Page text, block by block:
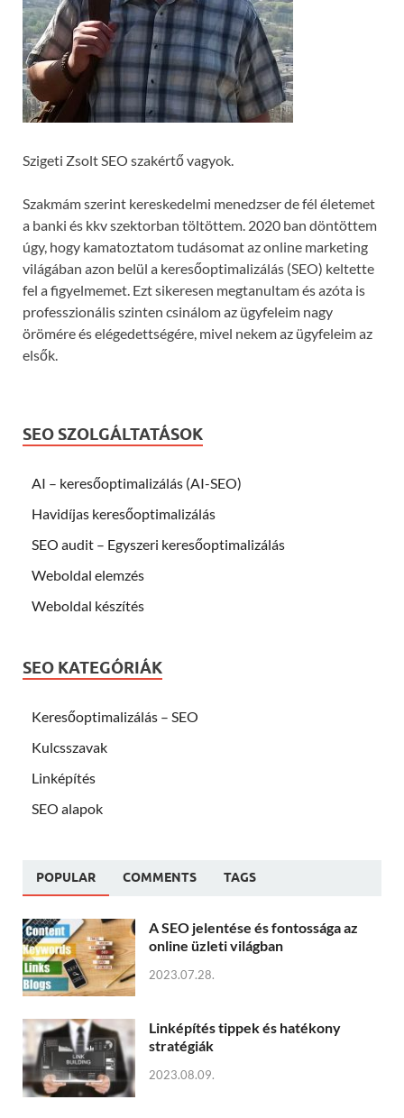
Szigeti Zsolt SEO szakértő vagyok.
Szakmám szerint kereskedelmi menedzser de fél életemet
a banki és kkv szektorban töltöttem. 2020 ban döntöttem
úgy, hogy kamatoztatom tudásomat az online marketing
világában azon belül a keresőoptimalizálás (SEO) keltette
fel a figyelmemet. Ezt sikeresen megtanultam és azóta is
professzionális szinten csinálom az ügyfeleim nagy
örömére és elégedettségére, mivel nekem az ügyfeleim az
elsők.
SEO SZOLGÁLTATÁSOK
AI – keresőoptimalizálás (AI-SEO)
Havidíjas keresőoptimalizálás
SEO audit – Egyszeri keresőoptimalizálás
Weboldal elemzés
Weboldal készítés
SEO KATEGÓRIÁK
Keresőoptimalizálás – SEO
Kulcsszavak
Linképítés
SEO alapok
POPULAR COMMENTS TAGS
A SEO jelentése és fontossága az
online üzleti világban
2023.07.28.
Linképítés tippek és hatékony
stratégiák
2023.08.09.